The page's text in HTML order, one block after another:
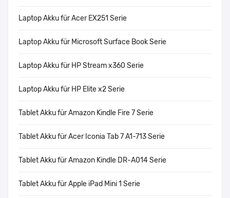
Laptop Akku für Acer EX251 Serie
Laptop Akku für Microsoft Surface Book Serie
Laptop Akku für HP Stream x360 Serie
Laptop Akku für HP Elite x2 Serie
Tablet Akku für Amazon Kindle Fire 7 Serie
Tablet Akku für Acer Iconia Tab 7 A1-713 Serie
Tablet Akku für Amazon Kindle DR-A014 Serie
Tablet Akku für Apple iPad Mini 1 Serie